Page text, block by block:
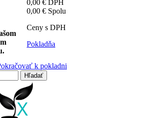
0,00 € DPH
0,00 € Spolu
Ceny s DPH
Pokladňa
k pokladni
Hľadať